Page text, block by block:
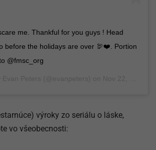
me. Thankful for you guys ! Head
before the holidays are over 🦃❤️. Portion
@fmsc_org
výroky zo seriálu o láske,
vo všeobecnosti: